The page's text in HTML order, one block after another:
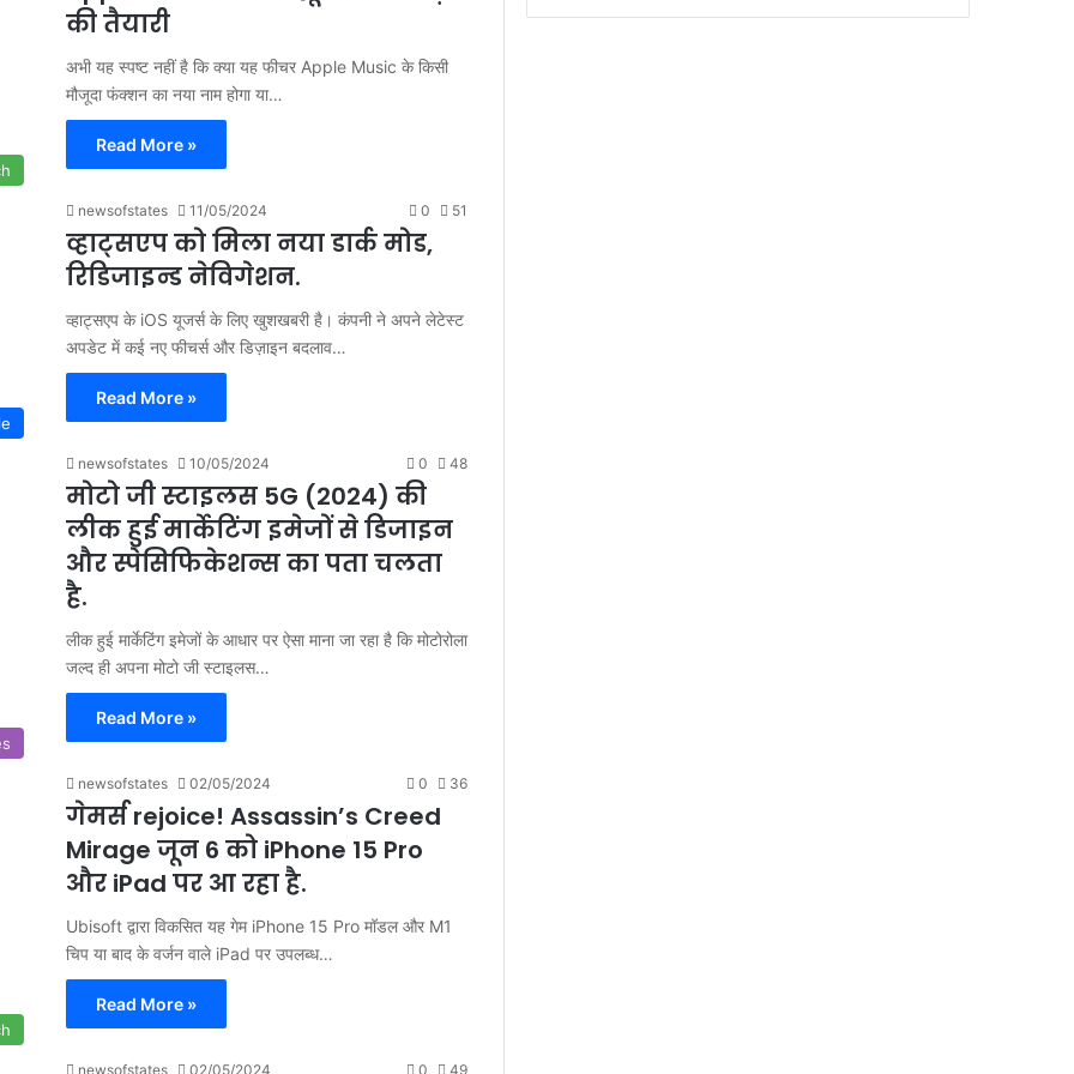
की तैयारी
अभी यह स्पष्ट नहीं है कि क्या यह फीचर Apple Music के किसी
मौजूदा फंक्शन का नया नाम होगा या…
Read More »
newsofstates 11/05/2024 0 51
व्हाट्सएप को मिला नया डार्क मोड,
रिडिजाइन्ड नेविगेशन.
व्हाट्सएप के iOS यूजर्स के लिए खुशखबरी है। कंपनी ने अपने लेटेस्ट
अपडेट में कई नए फीचर्स और डिज़ाइन बदलाव…
Read More »
newsofstates 10/05/2024 0 48
मोटो जी स्टाइलस 5G (2024) की
लीक हुई मार्केटिंग इमेजों से डिजाइन
और स्पेसिफिकेशन्स का पता चलता
है.
लीक हुई मार्केटिंग इमेजों के आधार पर ऐसा माना जा रहा है कि मोटोरोला
जल्द ही अपना मोटो जी स्टाइलस…
Read More »
newsofstates 02/05/2024 0 36
गेमर्स rejoice! Assassin’s Creed
Mirage जून 6 को iPhone 15 Pro
और iPad पर आ रहा है.
Ubisoft द्वारा विकसित यह गेम iPhone 15 Pro मॉडल और M1
चिप या बाद के वर्जन वाले iPad पर उपलब्ध…
Read More »
newsofstates 02/05/2024 0 49